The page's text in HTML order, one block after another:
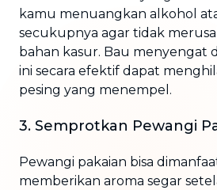
kamu menuangkan alkohol
secukupnya agar tidak
bahan kasur. Bau menyengat
ini secara efektif dapat
pesing yang menempel.
3. Semprotkan Pewangi
Pewangi pakaian bisa
memberikan aroma segar